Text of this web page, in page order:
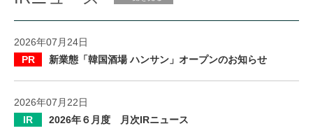
2026年07月24日
PR
新業態「韓国酒場 ハンサン」オープンのお知らせ
2026年07月22日
IR
2026年６月度 月次IRニュース